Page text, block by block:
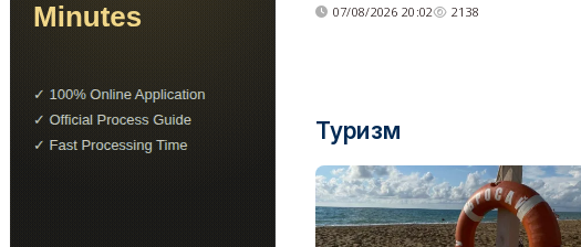
07/08/2026 20:02 2138
Туризм